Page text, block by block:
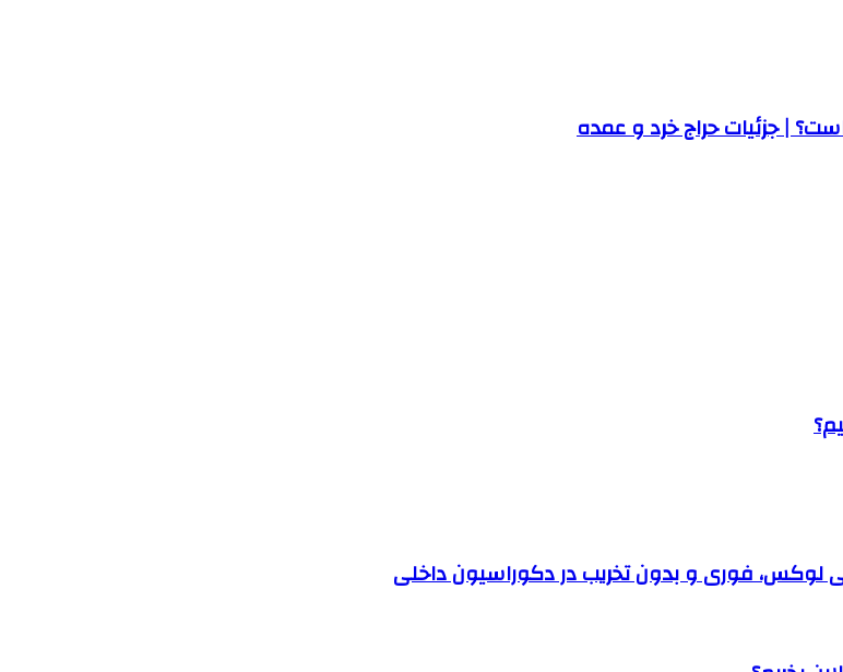
| جزئیات حراج خرد و عمده
لوکس، فوری و بدون تخریب در دکوراسیون داخلی